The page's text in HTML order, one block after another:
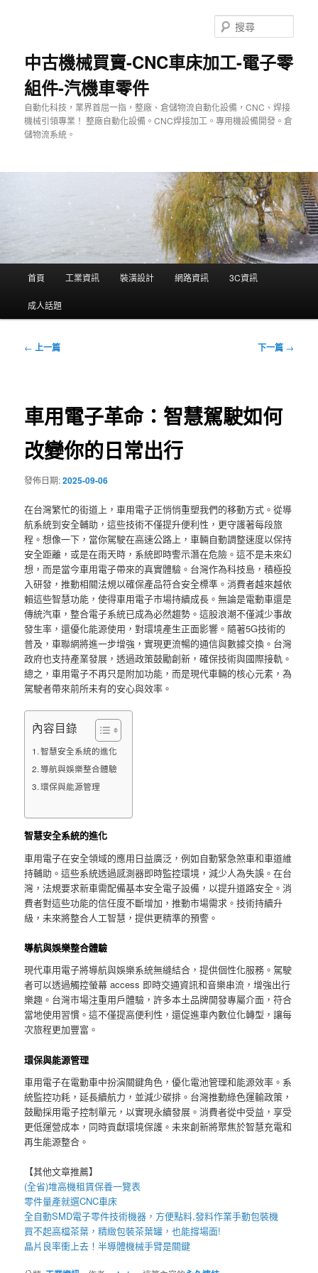
中古機械買賣-CNC車床加工-電子零
組件-汽機車零件
自動化科技，業界首屈一指，整廠、倉儲物流自動化設備，CNC、焊接
機械引領專業！ 整廠自動化設備。CNC焊接加工。專用機設備開發。倉
儲物流系統。
尋
單
首頁 工業資訊 裝潢設計 網路資訊 3C資訊
成人話題
文
← 上一篇 下一篇 →
車用電子革命：智慧駕駛如何
改變你的日常出行
發佈日期:2025-09-06
在台灣繁忙的街道上，車用電子正悄悄重塑我們的移動方式。從導
航系統到安全輔助，這些技術不僅提升便利性，更守護著每段旅
程。想像一下，當你駕駛在高速公路上，車輛自動調整速度以保持
安全距離，或是在雨天時，系統即時警示潛在危險。這不是未來幻
想，而是當今車用電子帶來的真實體驗。台灣作為科技島，積極投
入研發，推動相關法規以確保產品符合安全標準。消費者越來越依
賴這些智慧功能，使得車用電子市場持續成長。無論是電動車還是
傳統汽車，整合電子系統已成為必然趨勢。這股浪潮不僅減少事故
發生率，還優化能源使用，對環境產生正面影響。隨著5G技術的
普及，車聯網將進一步增強，實現更流暢的通信與數據交換。台灣
政府也支持產業發展，透過政策鼓勵創新，確保技術與國際接軌。
總之，車用電子不再只是附加功能，而是現代車輛的核心元素，為
駕駛者帶來前所未有的安心與效率。
內容目錄
智慧安全系統的進化
導航與娛樂整合體驗
環保與能源管理
智慧安全系統的進化
車用電子在安全領域的應用日益廣泛，例如自動緊急煞車和車道維
持輔助。這些系統透過感測器即時監控環境，減少人為失誤。在台
灣，法規要求新車需配備基本安全電子設備，以提升道路安全。消
費者對這些功能的信任度不斷增加，推動市場需求。技術持續升
級，未來將整合人工智慧，提供更精準的預警。
導航與娛樂整合體驗
現代車用電子將導航與娛樂系統無縫結合，提供個性化服務。駕駛
者可以透過觸控螢幕 access 即時交通資訊和音樂串流，增強出行
樂趣。台灣市場注重用戶體驗，許多本土品牌開發專屬介面，符合
當地使用習慣。這不僅提高便利性，還促進車內數位化轉型，讓每
次旅程更加豐富。
環保與能源管理
車用電子在電動車中扮演關鍵角色，優化電池管理和能源效率。系
統監控功耗，延長續航力，並減少碳排。台灣推動綠色運輸政策，
鼓勵採用電子控制單元，以實現永續發展。消費者從中受益，享受
更低運營成本，同時貢獻環境保護。未來創新將聚焦於智慧充電和
再生能源整合。
【其他文章推薦】
(全省)堆高機租賃保養一覽表
零件量產就選CNC車床
全自動SMD電子零件技術機器 ，方便點料,發料作業手動包裝機
買不起高檔茶葉，精緻包裝茶葉罐 ，也能撐場面!
晶片良率衝上去！半導體機械手臂是關鍵